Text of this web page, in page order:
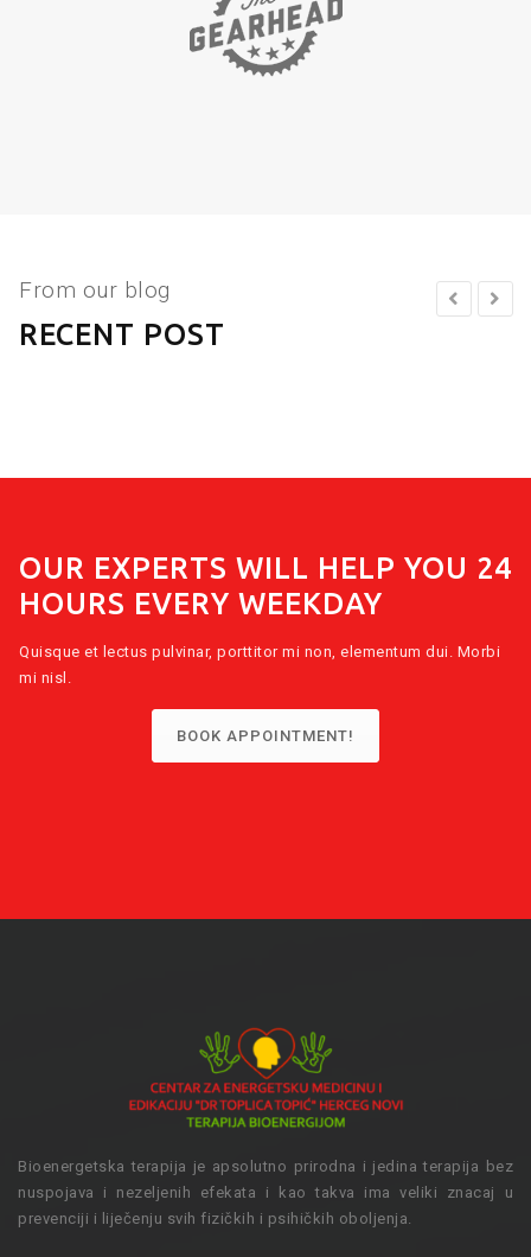
From our blog
RECENT POST
OUR EXPERTS WILL HELP YOU 24
HOURS EVERY WEEKDAY
Quisque et lectus pulvinar, porttitor mi non, elementum dui. Morbi
mi nisl.
BOOK APPOINTMENT!
Bioenergetska terapija je apsolutno prirodna i jedina terapija bez
nuspojava i nezeljenih efekata i kao takva ima veliki znacaj u
prevenciji i liječenju svih fizičkih i psihičkih oboljenja.